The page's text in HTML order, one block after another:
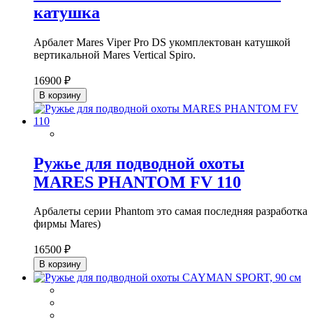
катушка
Арбалет Mares Viper Pro DS укомплектован катушкой
вертикальной Mares Vertical Spiro.
16900 ₽
В корзину
Ружье для подводной охоты
MARES PHANTOM FV 110
Арбалеты серии Phantom это самая последняя разработка
фирмы Mares)
16500 ₽
В корзину